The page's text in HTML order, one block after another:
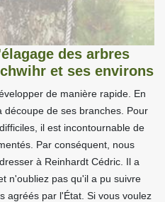
des arbres
et ses environs
de manière rapide. En
de ses branches. Pour
il est incontournable de
Par conséquent, nous
à Reinhardt Cédric. Il a
n'oubliez pas qu'il a pu suivre
agréés par l'État. Si vous voulez